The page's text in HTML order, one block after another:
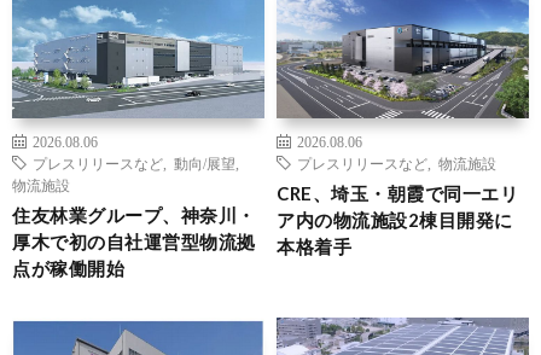
2026.08.06
プレスリリースなど
動向/展望
物流施設
住友林業グループ、神奈川・
厚木で初の自社運営型物流拠
点が稼働開始
2026.08.06
プレスリリースなど
物流施設
CRE、埼玉・朝霞で同一エリ
ア内の物流施設2棟目開発に
本格着手